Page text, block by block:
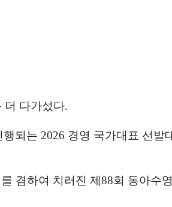
더 다가섰다.
행되는2026 경영 국가대표 선발
겸하여 치러진 제88회 동아수